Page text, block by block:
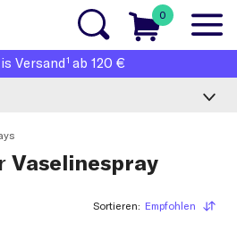
0
Versand1 ab 120 €
Vaselinespray
Empfohlen
Sortieren